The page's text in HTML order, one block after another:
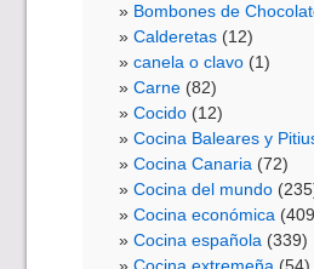
Bombones de
Calderetas (12)
canela o clavo (1)
Carne (82)
Cocido (12)
Cocina Baleares y
Cocina Canaria (72)
Cocina del mundo
Cocina económica
Cocina española (339)